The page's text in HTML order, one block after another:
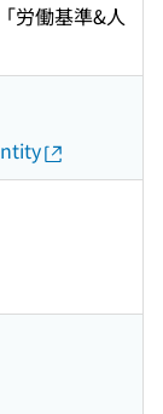
労働基準&人